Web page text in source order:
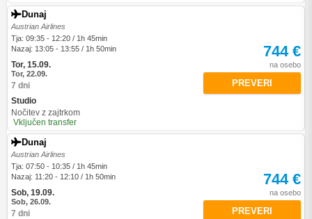
Dunaj
Austrian Airlines
Tja: 09:35 - 12:20 / 1h 45min
Nazaj: 13:05 - 13:55 / 1h 50min
Tor, 15.09.
Tor, 22.09.
7 dni
Studio
Nočitev z zajtrkom
Vključen transfer
744 €
na osebo
PREVERI
Dunaj
Austrian Airlines
Tja: 07:50 - 10:35 / 1h 45min
Nazaj: 11:20 - 12:10 / 1h 50min
Sob, 19.09.
Sob, 26.09.
7 dni
744 €
na osebo
PREVERI